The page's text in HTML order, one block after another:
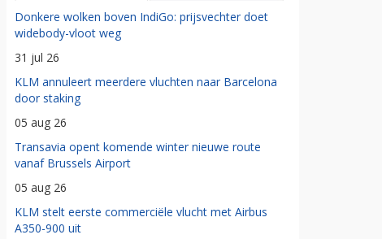
Donkere wolken boven IndiGo: prijsvechter doet
widebody-vloot weg
31 jul 26
KLM annuleert meerdere vluchten naar Barcelona
door staking
05 aug 26
Transavia opent komende winter nieuwe route
vanaf Brussels Airport
05 aug 26
KLM stelt eerste commerciële vlucht met Airbus
A350-900 uit